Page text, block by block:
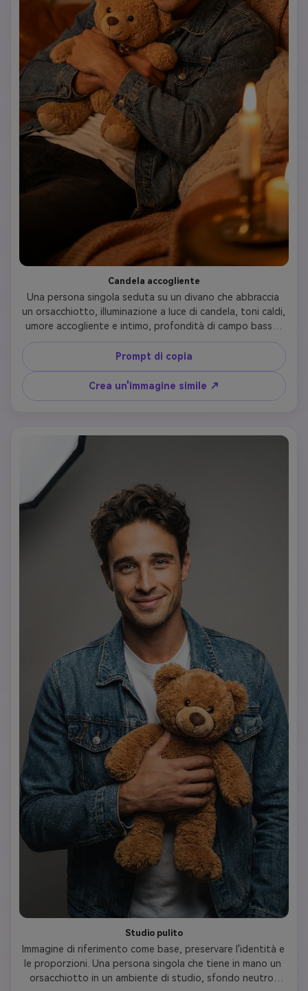
Candela accogliente
Una persona singola seduta su un divano che abbraccia
un orsacchiotto, illuminazione a luce di candela, toni caldi,
umore accogliente e intimo, profondità di campo bassa,
illuminazione realistica
Prompt di copia
Crea un'immagine simile ↗
Studio pulito
Immagine di riferimento come base, preservare l'identità e
le proporzioni. Una persona singola che tiene in mano un
orsacchiotto in un ambiente di studio, sfondo neutro,